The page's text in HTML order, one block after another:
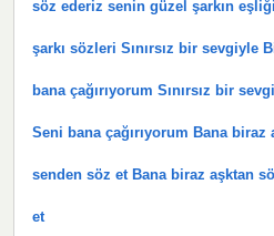
söz ederiz senin güzel şarkın
şarkı sözleri Sınırsız bir sevgiyle
bana çağırıyorum Sınırsız bir
Seni bana çağırıyorum Bana
senden söz et Bana biraz aşktan
et